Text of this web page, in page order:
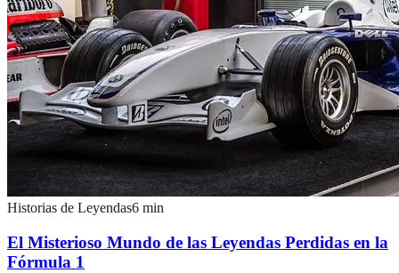
Historias de Leyendas6 min
El Misterioso Mundo de las Leyendas Perdidas en la
Fórmula 1